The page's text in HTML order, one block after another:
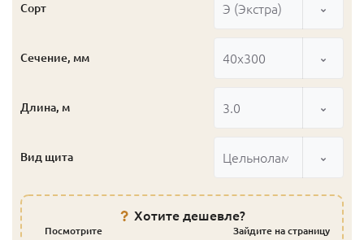
Сорт Э (Экстра)
Сечение, мм 40x300
Длина, м 3.0
Вид щита Цельноламельный
Хотите дешевле?
Посмотрите
Зайдите на страницу